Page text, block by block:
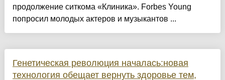
продолжение ситкома «Клиника». Forbes Young
попросил молодых актеров и музыкантов ...
Генетическая революция началась:новая
технология обещает вернуть здоровье тем,